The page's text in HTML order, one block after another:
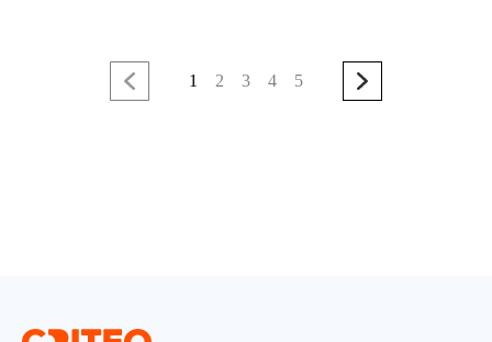
1 2 3 4 5